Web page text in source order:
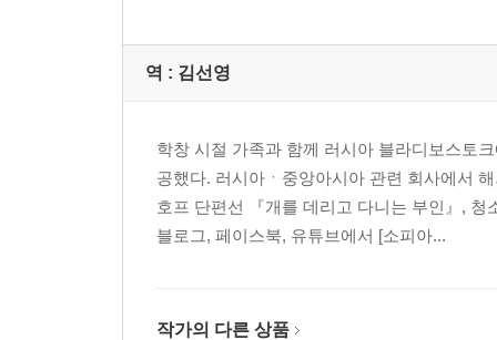
역 : 김선영
학창 시절 가족과 함께 러시아 블라디보스토
공했다. 러시아ㆍ중앙아시아 관련 회사에서
호프 단편선 『개를 데리고 다니는 부인』,
블로그, 페이스북, 유튜브에서 [소피아...
작가의 다른 상품